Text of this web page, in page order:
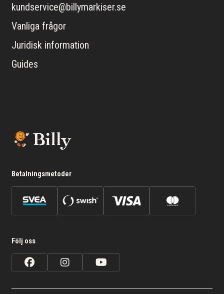
kundservice@billymarkiser.se
Vanliga frågor
Juridisk information
Guides
Betalningsmetoder
Följ oss